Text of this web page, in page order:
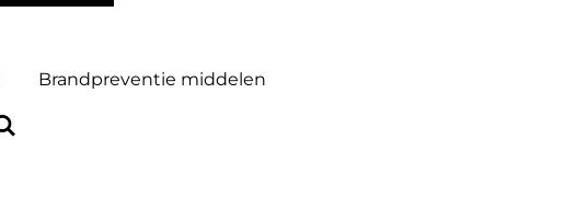
Brandpreventie middelen